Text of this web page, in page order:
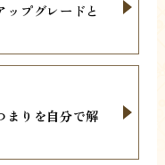
プグレードと
まりを自分で解